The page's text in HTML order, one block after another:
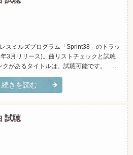
スミルズプログラム「Sprint38」のトラッ
3月リリース)。曲リストチェックと試聴
があるタイトルは、試聴可能です。 ＊
す。実際にクラスで使用している物と違
プログラム「Sprint(スプリント)」とは？
続きを読む
試聴